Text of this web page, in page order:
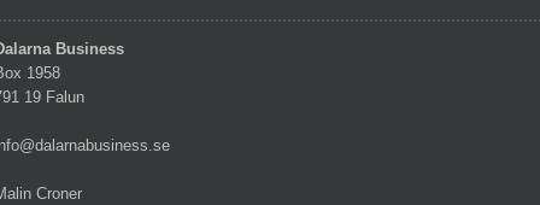
Business
1958
19 Falun
Croner